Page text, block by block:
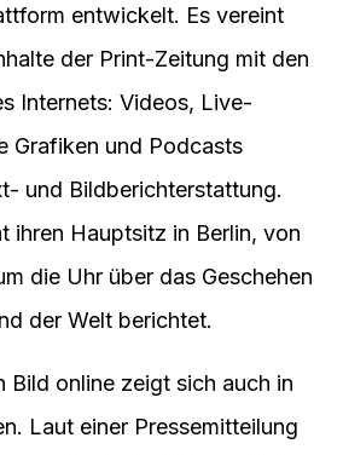
entwickelt. Es vereint
der Print-Zeitung mit den
Internets: Videos, Live-
Grafiken und Podcasts
und Bildberichterstattung.
ihren Hauptsitz in Berlin, von
die Uhr über das Geschehen
der Welt berichtet.
Bild online zeigt sich auch in
Laut einer Pressemitteilung